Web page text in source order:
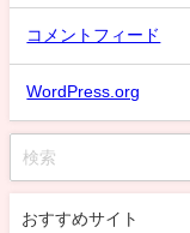
コメントフィード
WordPress.org
おすすめサイト